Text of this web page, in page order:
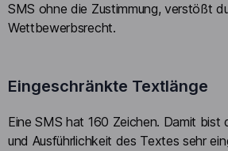
SMS ohne die Zustimmung, verstößt
Wettbewerbsrecht.
Eingeschränkte Textlänge
Eine SMS hat 160 Zeichen. Damit bist
und Ausführlichkeit des Textes sehr